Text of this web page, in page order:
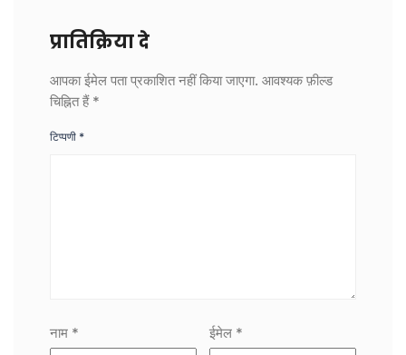
प्रातिक्रिया दे
आपका ईमेल पता प्रकाशित नहीं किया जाएगा. आवश्यक फ़ील्ड
चिह्नित हैं *
टिप्पणी *
नाम * ईमेल *